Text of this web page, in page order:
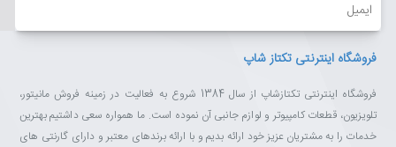
فروشگاه اینترنتی تکتاز شاپ
فروشگاه اینترنتی تکتازشاپ از سال 1384 شروع به فعالیت در زمینه فروش مانیتور،
تلویزیون، قطعات کامپیوتر و لوازم جانبی آن نموده است. ما همواره سعی داشتیم بهترین
خدمات را به مشتریان عزیز خود ارائه بدیم و با ارائه برندهای معتبر و دارای گارنتی های